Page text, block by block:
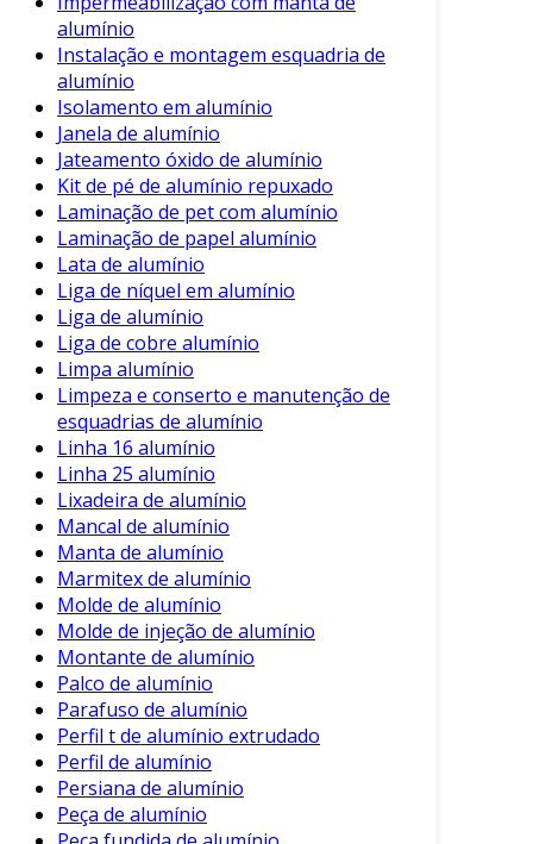
alumínio
Instalação e montagem esquadria de
alumínio
Isolamento em alumínio
Janela de alumínio
Jateamento óxido de alumínio
Kit de pé de alumínio repuxado
Laminação de pet com alumínio
Laminação de papel alumínio
Lata de alumínio
Liga de níquel em alumínio
Liga de alumínio
Liga de cobre alumínio
Limpa alumínio
Limpeza e conserto e manutenção de
esquadrias de alumínio
Linha 16 alumínio
Linha 25 alumínio
Lixadeira de alumínio
Mancal de alumínio
Manta de alumínio
Marmitex de alumínio
Molde de alumínio
Molde de injeção de alumínio
Montante de alumínio
Palco de alumínio
Parafuso de alumínio
Perfil t de alumínio extrudado
Perfil de alumínio
Persiana de alumínio
Peça de alumínio